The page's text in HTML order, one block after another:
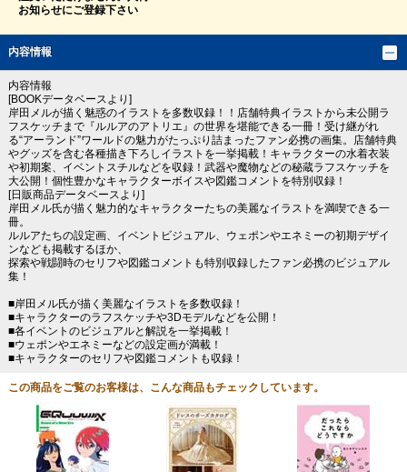
お知らせにご登録下さい
内容情報
内容情報
[BOOKデータベースより]
岸田メルが描く魅惑のイラストを多数収録！！店舗特典イラストから未公開ラ
フスケッチまで『ルルアのアトリエ』の世界を堪能できる一冊！受け継がれ
る“アーランド”ワールドの魅力がたっぷり詰まったファン必携の画集。店舗特典
やグッズを含む各種描き下ろしイラストを一挙掲載！キャラクターの水着衣装
や初期案、イベントスチルなどを収録！武器や魔物などの秘蔵ラフスケッチを
大公開！個性豊かなキャラクターボイスや図鑑コメントを特別収録！
[日販商品データベースより]
岸田メル氏が描く魅力的なキャラクターたちの美麗なイラストを満喫できる一
冊。
ルルアたちの設定画、イベントビジュアル、ウェポンやエネミーの初期デザイ
ンなども掲載するほか、
探索や戦闘時のセリフや図鑑コメントも特別収録したファン必携のビジュアル
集！
■岸田メル氏が描く美麗なイラストを多数収録！
■キャラクターのラフスケッチや3Dモデルなどを公開！
■各イベントのビジュアルと解説を一挙掲載！
■ウェポンやエネミーなどの設定画が満載！
■キャラクターのセリフや図鑑コメントも収録！
この商品をご覧のお客様は、こんな商品もチェックしています。